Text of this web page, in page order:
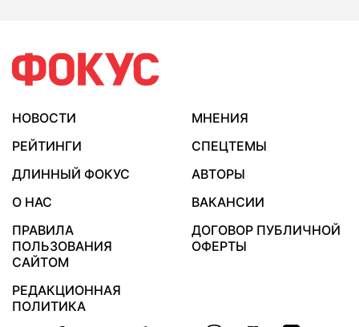
НОВОСТИ
МНЕНИЯ
РЕЙТИНГИ
СПЕЦТЕМЫ
ДЛИННЫЙ ФОКУС
АВТОРЫ
О НАС
ВАКАНСИИ
ПРАВИЛА
ПОЛЬЗОВАНИЯ
САЙТОМ
ДОГОВОР ПУБЛИЧНОЙ
ОФЕРТЫ
РЕДАКЦИОННАЯ
ПОЛИТИКА